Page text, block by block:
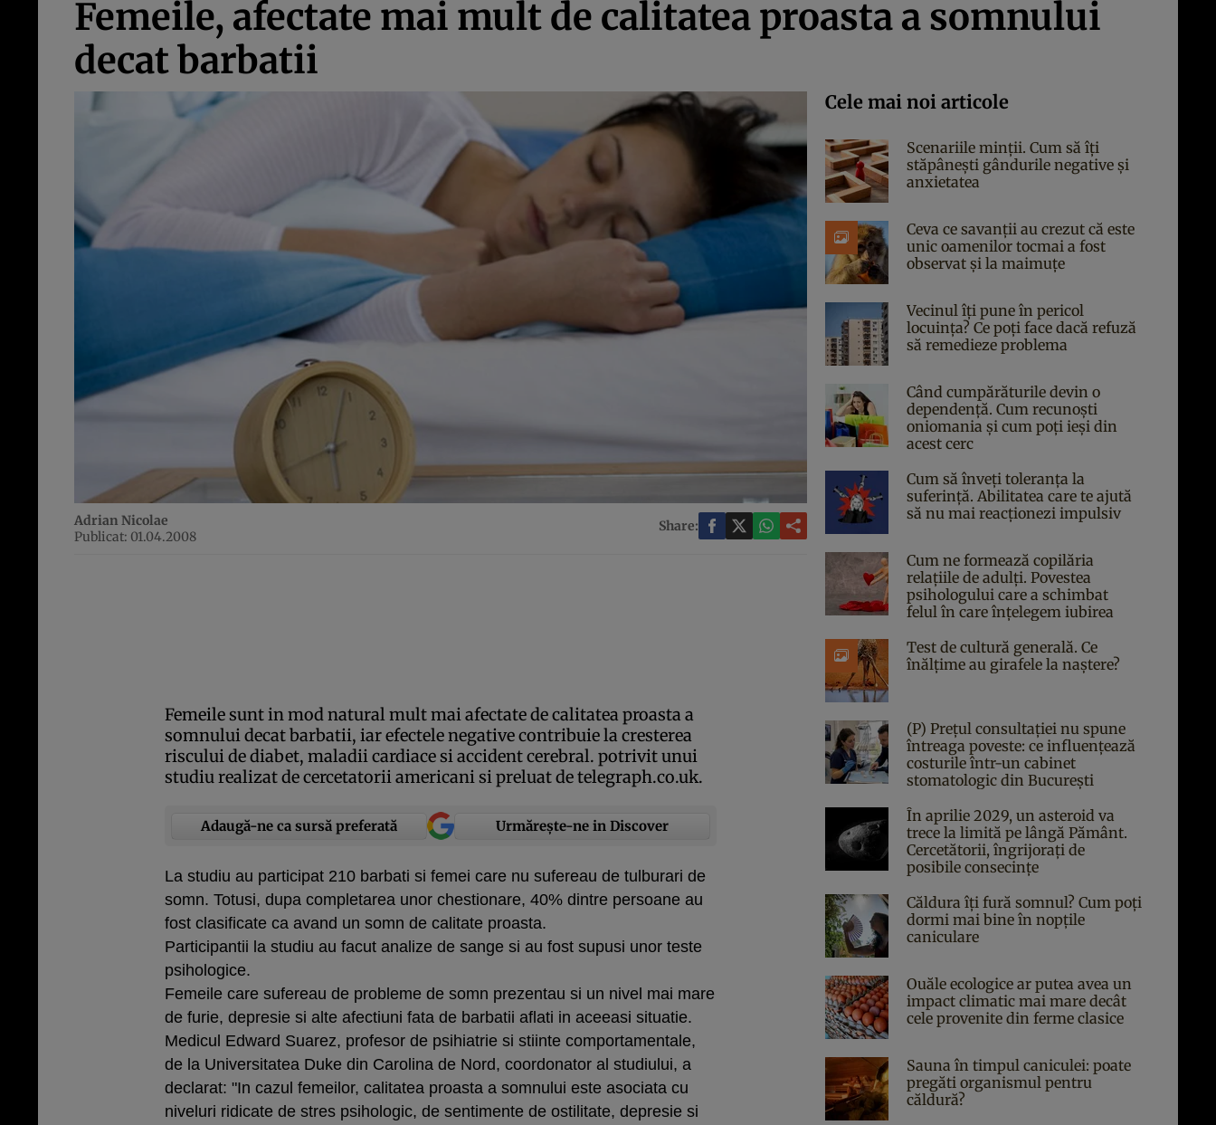
Femeile, afectate mai mult de calitatea proasta a somnului
decat barbatii
Adrian Nicolae
Publicat: 01.04.2008
Share:
Femeile sunt in mod natural mult mai afectate de calitatea proasta a
somnului decat barbatii, iar efectele negative contribuie la cresterea
riscului de diabet, maladii cardiace si accident cerebral. potrivit unui
studiu realizat de cercetatorii americani si preluat de telegraph.co.uk.
Adaugă-ne ca sursă preferată Urmărește-ne in Discover
La studiu au participat 210 barbati si femei care nu sufereau de tulburari de
somn. Totusi, dupa completarea unor chestionare, 40% dintre persoane au
fost clasificate ca avand un somn de calitate proasta.
Participantii la studiu au facut analize de sange si au fost supusi unor teste
psihologice.
Femeile care sufereau de probleme de somn prezentau si un nivel mai mare
de furie, depresie si alte afectiuni fata de barbatii aflati in aceeasi situatie.
Medicul Edward Suarez, profesor de psihiatrie si stiinte comportamentale,
de la Universitatea Duke din Carolina de Nord, coordonator al studiului, a
declarat: "In cazul femeilor, calitatea proasta a somnului este asociata cu
niveluri ridicate de stres psihologic, de sentimente de ostilitate, depresie si
Cele mai noi articole
Scenariile minții. Cum să îți
stăpânești gândurile negative și
anxietatea
Ceva ce savanții au crezut că este
unic oamenilor tocmai a fost
observat și la maimuțe
Vecinul îți pune în pericol
locuința? Ce poți face dacă refuză
să remedieze problema
Când cumpărăturile devin o
dependență. Cum recunoști
oniomania și cum poți ieși din
acest cerc
Cum să înveți toleranța la
suferință. Abilitatea care te ajută
să nu mai reacționezi impulsiv
Cum ne formează copilăria
relațiile de adulți. Povestea
psihologului care a schimbat
felul în care înțelegem iubirea
Test de cultură generală. Ce
înălțime au girafele la naștere?
(P) Prețul consultației nu spune
întreaga poveste: ce influențează
costurile într-un cabinet
stomatologic din București
În aprilie 2029, un asteroid va
trece la limită pe lângă Pământ.
Cercetătorii, îngrijorați de
posibile consecințe
Căldura îți fură somnul? Cum poți
dormi mai bine în nopțile
caniculare
Ouăle ecologice ar putea avea un
impact climatic mai mare decât
cele provenite din ferme clasice
Sauna în timpul caniculei: poate
pregăti organismul pentru
căldură?